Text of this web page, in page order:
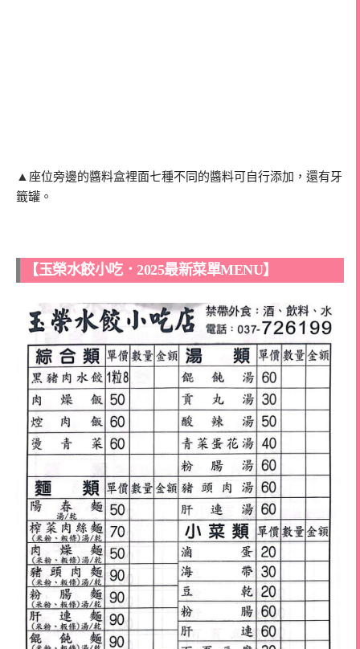
▲座位旁邊的醬料盒裡面七種不同的醬料可自行添加，還有牙
籤罐。
【玉榮水餃小吃．2025最新菜單MENU】